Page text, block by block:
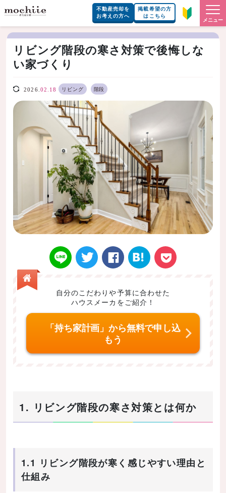
不動産売却を
お考えの方へ
掲載希望の方
はこちら
メニュー
リビング階段の寒さ対策で後悔しな
い家づくり
2026. 02.18 リビング 階段
Twitt Face はてなブ
自分のこだわりや予算に合わせた
ハウスメーカをご紹介！
「持ち家計画」から無料で申し込
もう
1. リビング階段の寒さ対策とは何か
1.1 リビング階段が寒く感じやすい理由と
仕組み